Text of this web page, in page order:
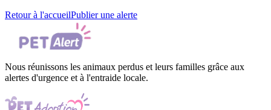
Retour à l'accueilPublier une alerte
Nous réunissons les animaux perdus et leurs familles grâce aux
alertes d'urgence et à l'entraide locale.